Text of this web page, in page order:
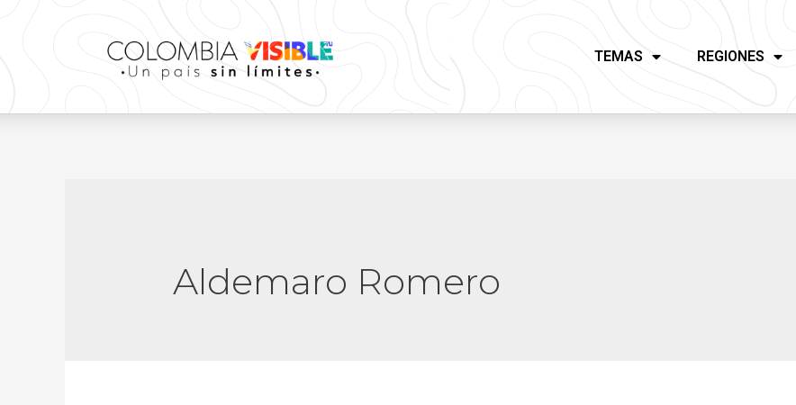
TEMAS REGIONES
Aldemaro Romero